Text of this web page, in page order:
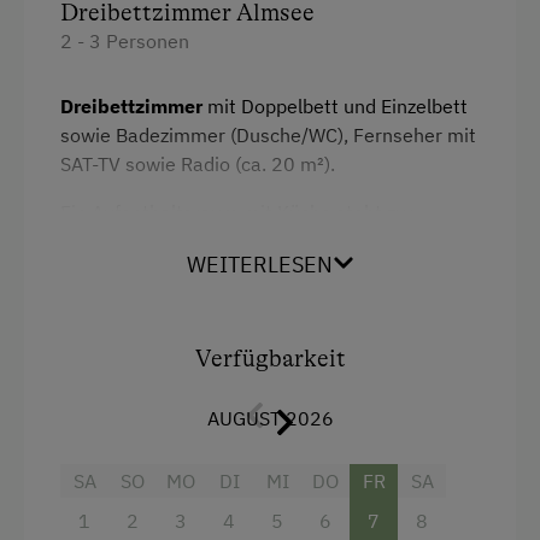
Dreibettzimmer Almsee
2 - 3 Personen
Dreibettzimmer mit Doppelbett und Einzelbett
sowie Badezimmer (Dusche/WC), Fernseher mit
SAT-TV sowie Radio (ca. 20 m²).
WEITERLESEN
Verfügbarkeit
AUGUST 2026
SA
1
SO
2
MO
3
DI
4
MI
5
DO
6
FR
7
SA
8